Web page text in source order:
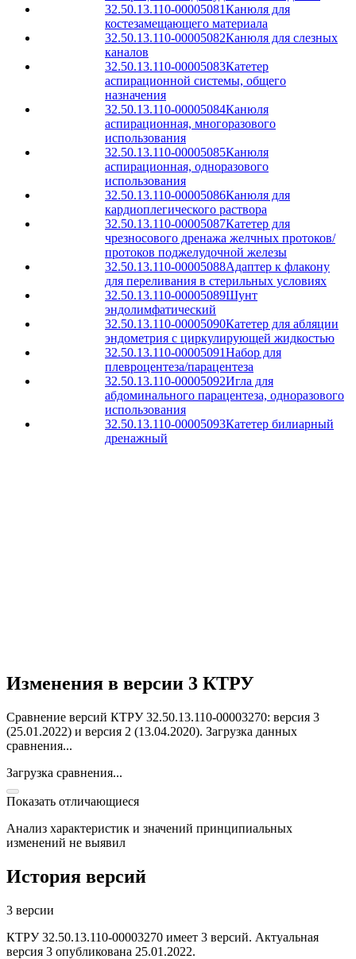
32.50.13.110-00005081Канюля для
костезамещающего материала
32.50.13.110-00005082Канюля для слезных
каналов
32.50.13.110-00005083Катетер
аспирационной системы, общего
назначения
32.50.13.110-00005084Канюля
аспирационная, многоразового
использования
32.50.13.110-00005085Канюля
аспирационная, одноразового
использования
32.50.13.110-00005086Канюля для
кардиоплегического раствора
32.50.13.110-00005087Катетер для
чрезносового дренажа желчных протоков/
протоков поджелудочной железы
32.50.13.110-00005088Адаптер к флакону
для переливания в стерильных условиях
32.50.13.110-00005089Шунт
эндолимфатический
32.50.13.110-00005090Катетер для абляции
эндометрия с циркулирующей жидкостью
32.50.13.110-00005091Набор для
плевроцентеза/парацентеза
32.50.13.110-00005092Игла для
абдоминального парацентеза, одноразового
использования
32.50.13.110-00005093Катетер билиарный
дренажный
Изменения в версии 3 КТРУ
Сравнение версий КТРУ 32.50.13.110-00003270: версия 3
(25.01.2022) и версия 2 (13.04.2020). Загрузка данных
сравнения...
Загрузка сравнения...
Показать отличающиеся
Анализ характеристик и значений принципиальных
изменений не выявил
История версий
3 версии
КТРУ 32.50.13.110-00003270 имеет 3 версий. Актуальная
версия 3 опубликована 25.01.2022.